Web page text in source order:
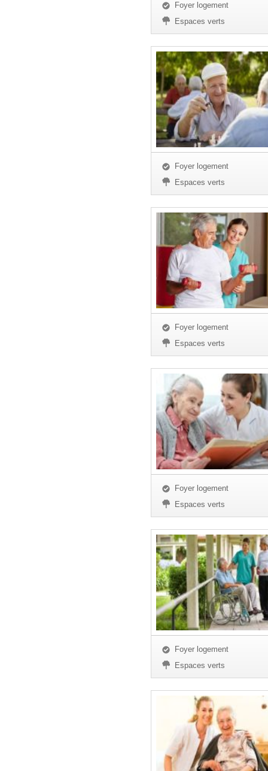
Foyer logement
Espaces verts
Foyer logement
Espaces verts
Foyer logement
Espaces verts
Foyer logement
Espaces verts
Foyer logement
Espaces verts